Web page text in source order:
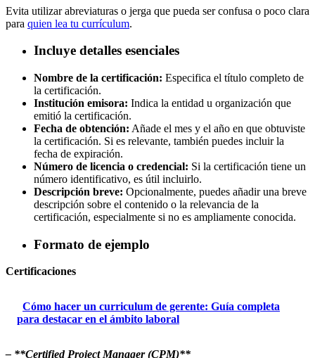
Evita utilizar abreviaturas o jerga que pueda ser confusa o poco clara
para quien lea tu currículum.
Incluye detalles esenciales
Nombre de la certificación: Especifica el título completo de
la certificación.
Institución emisora: Indica la entidad u organización que
emitió la certificación.
Fecha de obtención: Añade el mes y el año en que obtuviste
la certificación. Si es relevante, también puedes incluir la
fecha de expiración.
Número de licencia o credencial: Si la certificación tiene un
número identificativo, es útil incluirlo.
Descripción breve: Opcionalmente, puedes añadir una breve
descripción sobre el contenido o la relevancia de la
certificación, especialmente si no es ampliamente conocida.
Formato de ejemplo
Certificaciones
Cómo hacer un curriculum de gerente: Guía completa
para destacar en el ámbito laboral
– **Certified Project Manager (CPM)**